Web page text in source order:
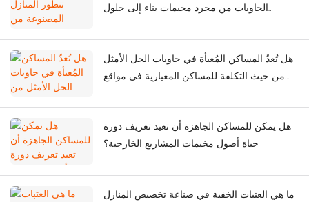
الحاويات من مجرد مخيمات بناء إلى حلول
هل تُعدّ المساكن المُعبأة في حاويات الحل الأمثل
من حيث التكلفة للمساكن المعيارية في مواقع
هل يمكن للمساكن الجاهزة أن تعيد تعريف دورة
حياة أصول مخيمات المشاريع الخارجية؟
ما هي العتبات الخفية في صناعة تخصيص المنازل